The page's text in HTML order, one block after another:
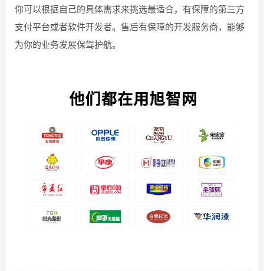
你可以根据自己的具体需求来挑选最适合，有保障的第三方
支付平台或者软件开发者。售后有保障的开发服务商，能够
为你的业务发展保驾护航。